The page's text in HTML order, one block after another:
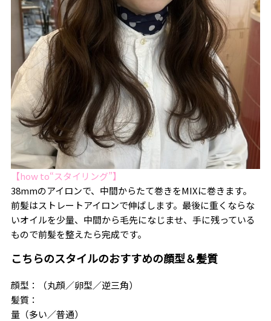
【how to“スタイリング”】
38mmのアイロンで、中間からたて巻きをMIXに巻きます。
前髪はストレートアイロンで伸ばします。最後に重くならな
いオイルを少量、中間から毛先になじませ、手に残っている
もので前髪を整えたら完成です。
こちらのスタイルのおすすめの顔型＆髪質
顔型：（丸顔／卵型／逆三角）
髪質：
量（多い／普通）